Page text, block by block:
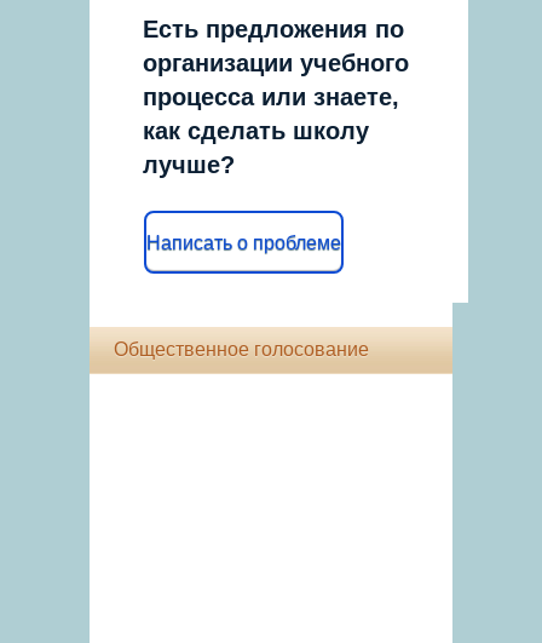
Есть предложения по
организации учебного
процесса или знаете,
как сделать школу
лучше?
Написать о проблеме
Общественное голосование